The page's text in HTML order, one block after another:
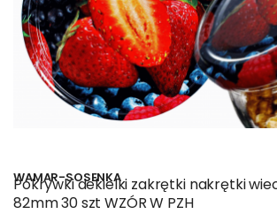
WAMAR-SOSENKA
Pokrywki dekielki zakrętki nakrętki
82mm 30 szt WZÓR W PZH